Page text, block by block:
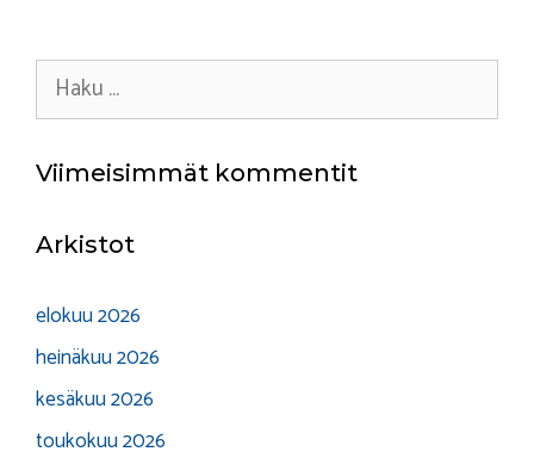
Haku:
Viimeisimmät kommentit
Arkistot
elokuu 2026
heinäkuu 2026
kesäkuu 2026
toukokuu 2026